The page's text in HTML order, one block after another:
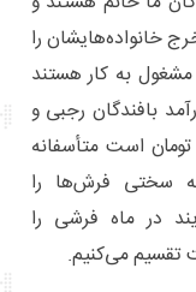
خانواده‌هایشان را
در اینجا مشغول به کار هستند
بافندگان رجبی و
بین ۹ تا ۱۳ میلیون تومان است متأسفانه
سختی فرش‌ها را
در ماه فرشی را
تقسیم می‌کنیم.